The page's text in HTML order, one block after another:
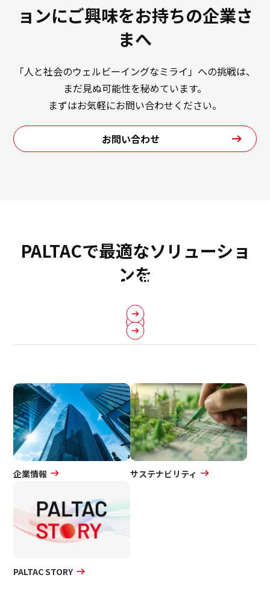
ョンにご興味をお持ちの企業さ
まへ
「人と社会のウェルビーイングなミライ」への挑戦は、
まだ見ぬ可能性を秘めています。
まずはお気軽にお問い合わせください。
お問い合わせ
PALTACで最適なソリューショ
ンを
日本国内でお取引を
ご希望の小売業さま
日本国内で販路展開を
ご希望のメーカーさま
グローバル市場への
ま・メーカーさま
企業情報 サステナビリティ
PALTAC STORY